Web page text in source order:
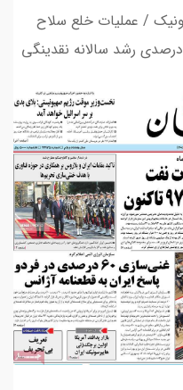
/ عملیات خلع سلاح